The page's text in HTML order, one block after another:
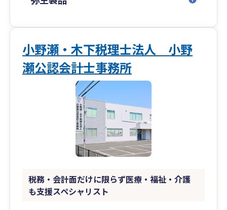
小野瀬・木下税理士法人 小野
瀬公認会計士事務所
税務・会計面だけに限らず医療・福祉・介護
も支援スペシャリスト